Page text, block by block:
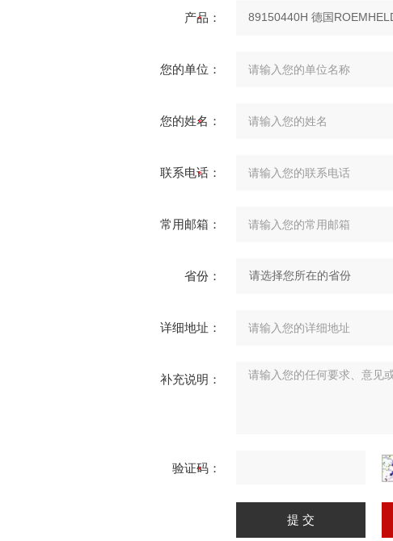
产品：
您的单位：
您的姓名：
联系电话：
常用邮箱：
省份：
详细地址：
补充说明：
验证码：